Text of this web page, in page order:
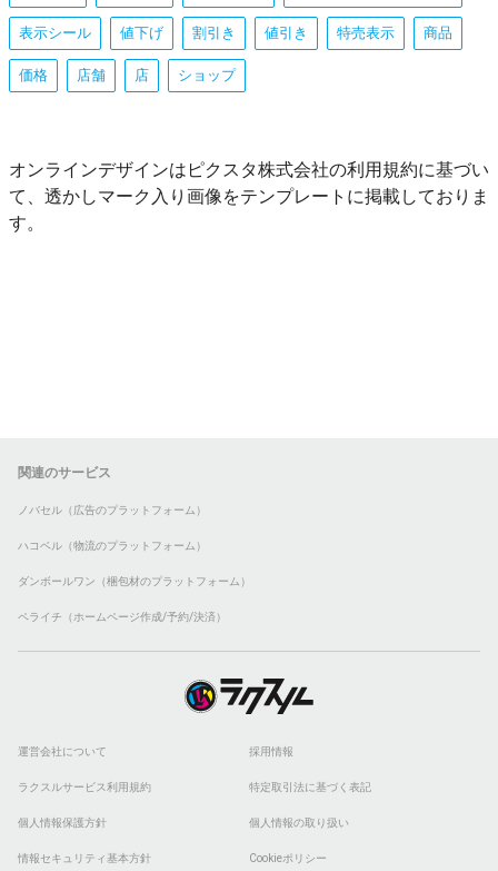
表示シール 値下げ 割引き 値引き 特売表示 商品
価格 店舗 店 ショップ
オンラインデザインはピクスタ株式会社の利用規約に基づい
て、透かしマーク入り画像をテンプレートに掲載しておりま
す。
関連のサービス
ノバセル（広告のプラットフォーム）
ハコベル（物流のプラットフォーム）
ダンボールワン（梱包材のプラットフォーム）
ペライチ（ホームページ作成/予約/決済）
運営会社について 採用情報
ラクスルサービス利用規約 特定取引法に基づく表記
個人情報保護方針 個人情報の取り扱い
情報セキュリティ基本方針 Cookieポリシー